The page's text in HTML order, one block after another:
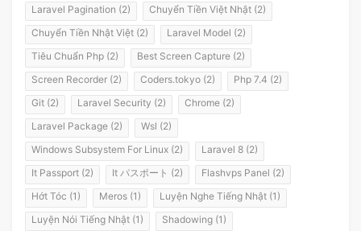
Laravel Pagination (2)
Chuyển Tiền Việt Nhật (2)
Chuyển Tiền Nhật Việt (2)
Laravel Model (2)
Tiêu Chuẩn Php (2)
Best Screen Capture (2)
Screen Recorder (2)
Coders.tokyo (2)
Php 7.4 (2)
Git (2)
Laravel Security (2)
Chrome (2)
Laravel Package (2)
Wsl (2)
Windows Subsystem For Linux (2)
Laravel 8 (2)
It Passport (2)
It パスポート (2)
Flashvps Panel (2)
Hớt Tóc (1)
Meros (1)
Luyện Nghe Tiếng Nhật (1)
Luyện Nói Tiếng Nhật (1)
Shadowing (1)